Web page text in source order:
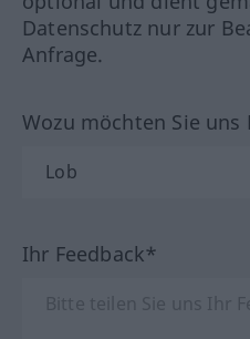
Datenschutz nur zur
Anfrage.
Wozu möchten Sie uns
Ihr Feedback*